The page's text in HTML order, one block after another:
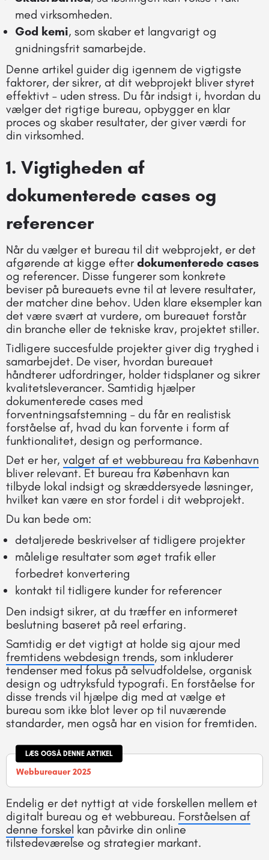
med virksomheden.
God kemi, som skaber et langvarigt og
gnidningsfrit samarbejde.
Denne artikel guider dig igennem de vigtigste
faktorer, der sikrer, at dit webprojekt bliver styret
effektivt – uden stress. Du får indsigt i, hvordan du
vælger det rigtige bureau, opbygger en klar
proces og skaber resultater, der giver værdi for
din virksomhed.
1. Vigtigheden af
dokumenterede cases og
referencer
Når du vælger et bureau til dit webprojekt, er det
afgørende at kigge efter dokumenterede cases
og referencer. Disse fungerer som konkrete
beviser på bureauets evne til at levere resultater,
der matcher dine behov. Uden klare eksempler kan
det være svært at vurdere, om bureauet forstår
din branche eller de tekniske krav, projektet stiller.
Tidligere succesfulde projekter giver dig tryghed i
samarbejdet. De viser, hvordan bureauet
håndterer udfordringer, holder tidsplaner og sikrer
kvalitetsleverancer. Samtidig hjælper
dokumenterede cases med
forventningsafstemning – du får en realistisk
forståelse af, hvad du kan forvente i form af
funktionalitet, design og performance.
Det er her, valget af et webbureau fra København
bliver relevant. Et bureau fra København kan
tilbyde lokal indsigt og skræddersyede løsninger,
hvilket kan være en stor fordel i dit webprojekt.
Du kan bede om:
detaljerede beskrivelser af tidligere projekter
målelige resultater som øget trafik eller
forbedret konvertering
kontakt til tidligere kunder for referencer
Den indsigt sikrer, at du træffer en informeret
beslutning baseret på reel erfaring.
Samtidig er det vigtigt at holde sig ajour med
fremtidens webdesign trends, som inkluderer
tendenser med fokus på selvudfoldelse, organisk
design og udtryksfuld typografi. En forståelse for
disse trends vil hjælpe dig med at vælge et
bureau som ikke blot lever op til nuværende
standarder, men også har en vision for fremtiden.
LÆS OGSÅ DENNE ARTIKEL
Webbureauer 2025
Endelig er det nyttigt at vide forskellen mellem et
digitalt bureau og et webbureau. Forståelsen af
denne forskel kan påvirke din online
tilstedeværelse og strategier markant.